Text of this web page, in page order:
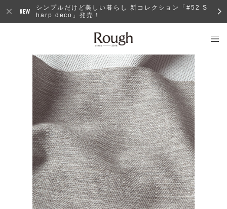
シンプルだけど美しい暮らし 新コレクション「#52 S
harp deco」発売！